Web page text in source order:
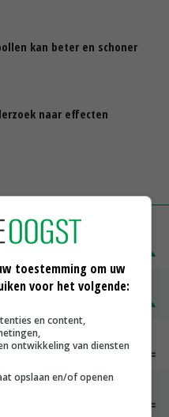
kan beter en schoner
naar effecten
€ 26,00~ € 33,00
toestemming om uw
voor het volgende:
en content,
ontwikkeling van diensten
opslaan en/of openen